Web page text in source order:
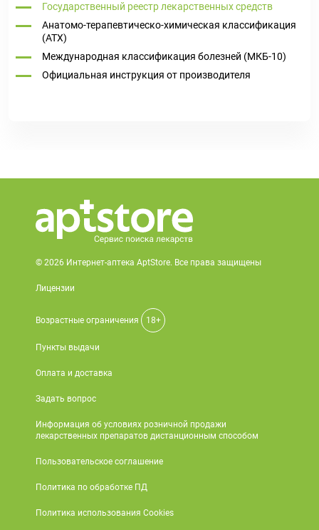
Государственный реестр лекарственных средств
Анатомо-терапевтическо-химическая классификация
(ATX)
Международная классификация болезней (МКБ-10)
Официальная инструкция от производителя
© 2026 Интернет-аптека AptStore. Все права защищены
Лицензии
Возрастные ограничения 18+
Пункты выдачи
Оплата и доставка
Задать вопрос
Информация об условиях розничной продажи
лекарственных препаратов дистанционным способом
Пользовательское соглашение
Политика по обработке ПД
Политика использования Cookies